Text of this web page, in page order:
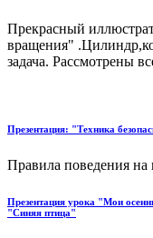
Прекрасный
вращения"
задача. Рассмотрены
Презентация: "Техника
Правила поведения на
Презентация урока "Мои
"Синяя птица"